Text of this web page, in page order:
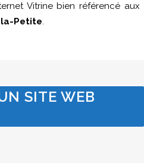
Vitrine bien référencé aux
la-Petite.
SITE WEB